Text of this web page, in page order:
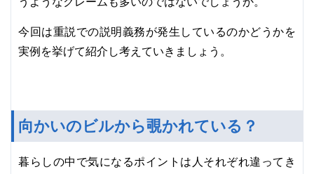
今回は重説での説明義務が発生しているのかどうかを
実例を挙げて紹介し考えていきましょう。
向かいのビルから覗かれている？
暮らしの中で気になるポイントは人それぞれ違ってき